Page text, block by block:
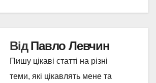
ВідПавло Левчин
Пишу цікаві статті на різні
теми, які цікавлять мене та